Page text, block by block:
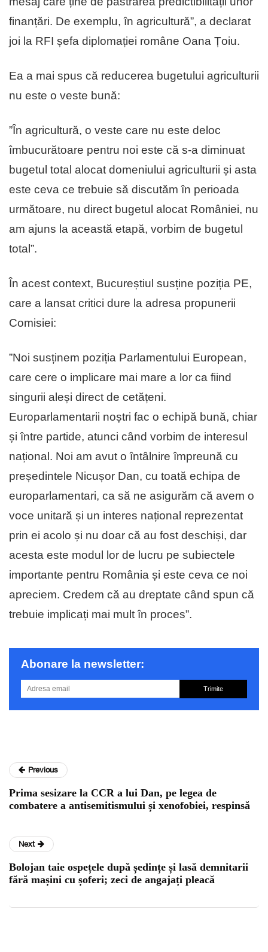
finanțări. De exemplu, în agricultură”, a declarat
joi la RFI șefa diplomației române Oana Țoiu.
Ea a mai spus că reducerea bugetului agriculturii
nu este o veste bună:
”În agricultură, o veste care nu este deloc
îmbucurătoare pentru noi este că s-a diminuat
bugetul total alocat domeniului agriculturii și asta
este ceva ce trebuie să discutăm în perioada
următoare, nu direct bugetul alocat României, nu
am ajuns la această etapă, vorbim de bugetul
total”.
În acest context, Bucureștiul susține poziția PE,
care a lansat critici dure la adresa propunerii
Comisiei:
”Noi susținem poziția Parlamentului European,
care cere o implicare mai mare a lor ca fiind
singurii aleși direct de cetățeni.
Europarlamentarii noștri fac o echipă bună, chiar
și între partide, atunci când vorbim de interesul
național. Noi am avut o întâlnire împreună cu
președintele Nicușor Dan, cu toată echipa de
europarlamentari, ca să ne asigurăm că avem o
voce unitară și un interes național reprezentat
prin ei acolo și nu doar că au fost deschiși, dar
acesta este modul lor de lucru pe subiectele
importante pentru România și este ceva ce noi
apreciem. Credem că au dreptate când spun că
trebuie implicați mai mult în proces”.
Abonare la newsletter:
Trimite
Previous
Prima sesizare la CCR a lui Dan, pe legea de
combatere a antisemitismului și xenofobiei, respinsă
Next
Bolojan taie ospețele după ședințe și lasă demnitarii
fără mașini cu șoferi; zeci de angajați pleacă